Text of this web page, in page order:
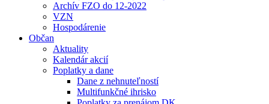
Archív FZO do 12-2022
VZN
Hospodárenie
Občan
Aktuality
Kalendár akcií
Poplatky a dane
Dane z nehnuteľností
Multifunkčné ihrisko